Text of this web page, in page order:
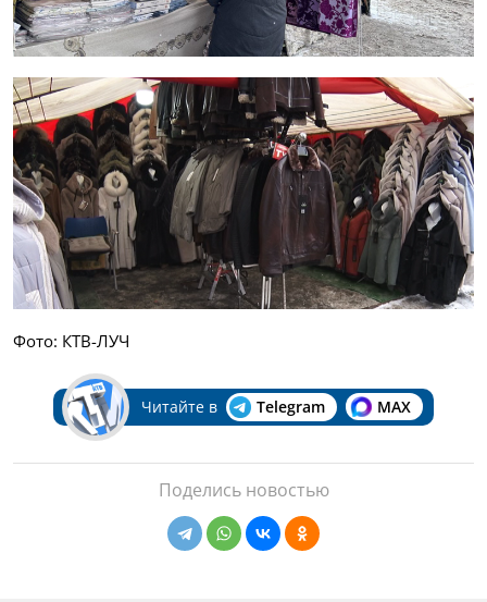
Фото: КТВ-ЛУЧ
Читайте в Telegram MAX
Поделись новостью